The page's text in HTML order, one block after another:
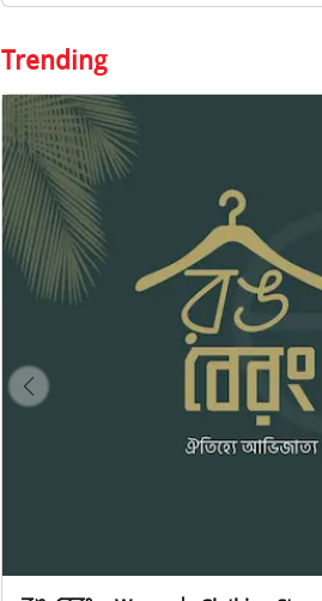
Trending